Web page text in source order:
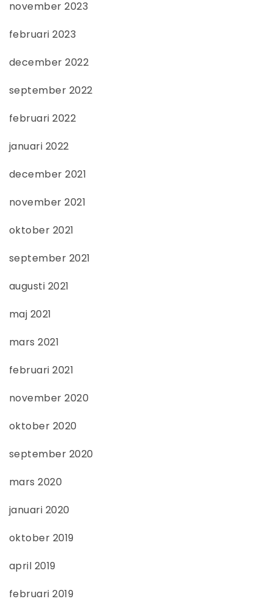
november 2023
februari 2023
december 2022
september 2022
februari 2022
januari 2022
december 2021
november 2021
oktober 2021
september 2021
augusti 2021
maj 2021
mars 2021
februari 2021
november 2020
oktober 2020
september 2020
mars 2020
januari 2020
oktober 2019
april 2019
februari 2019